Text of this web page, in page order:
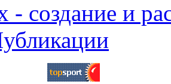
- создание и